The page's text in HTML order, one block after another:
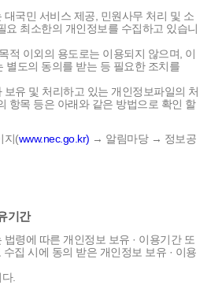
국민 서비스 제공, 민원사무 처리 및 소
요 최소한의 개인정보를 수집하고 있습니
적 이외의 용도로는 이용되지 않으며, 이
별도의 동의를 받는 등 필요한 조치를
유 및 처리하고 있는 개인정보파일의 처
항목 등은 아래와 같은 방법으로 확인 할
지(www.nec.go.kr) → 알림마당 → 정보공
기간
령에 따른 개인정보 보유 · 이용기간 또
집 시에 동의 받은 개인정보 보유 · 이용
.